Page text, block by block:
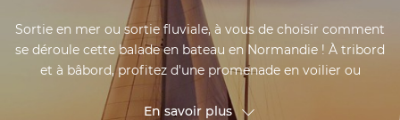
Sortie en mer ou sortie fluviale, à vous de choisir comment
se déroule cette balade en bateau en Normandie ! À tribord
et à bâbord, profitez d'une promenade en voilier ou
catamaran pour parcourir La Manche et découvrir la côte
d'Albâtre, la côte fleurie et les plages du Débarquement
En savoir plus